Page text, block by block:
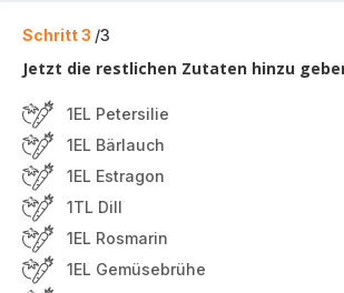
Schritt 3 /3
Jetzt die restlichen Zutaten hinzu
1EL Petersilie
1EL Bärlauch
1EL Estragon
1TL Dill
1EL Rosmarin
1EL Gemüsebrühe